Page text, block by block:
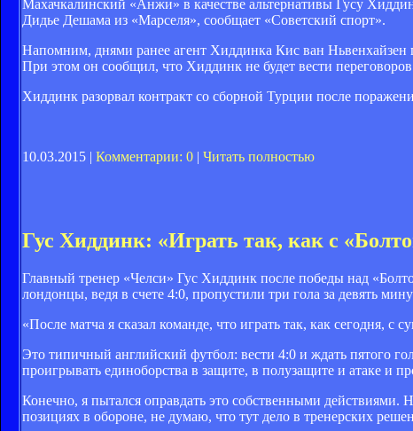
Махачкалинский «Анжи» в качестве альтернативы Гусу
Дидье Дешама из «Марселя», сообщает «Советский спорт».
Напомним, днями ранее агент Хиддинка Кис ван Ньвенхайзен
При этом он сообщил, что Хиддинк не будет вести
Хиддинк разорвал контракт со сборной Турции после
10.03.2015 | Комментарии: 0 | Читать полностью
Гус Хиддинк: «Играть так, как с
Главный тренер «Челси» Гус Хиддинк после победы над
лондонцы, ведя в счете 4:0, пропустили три гола за девять
«После матча я сказал команде, что играть так, как сегодня, с
Это типичный английский футбол: вести 4:0 и ждать пятого
проигрывать единоборства в защите, в полузащите и атаке и
Конечно, я пытался оправдать это собственными
позициях в обороне, не думаю, что тут дело в тренерских